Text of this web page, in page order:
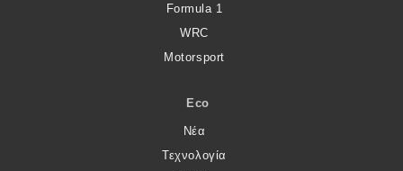
Formula 1
WRC
Motorsport
Eco
Νέα
Τεχνολογία